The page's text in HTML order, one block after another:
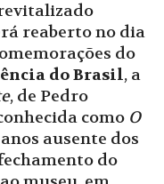
reaberto no dia
do
do Brasil, a
, de Pedro
como O
ausente dos
do